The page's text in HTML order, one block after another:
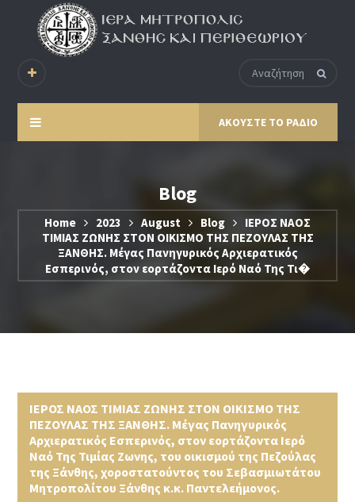
ΑΚΟΥΣΤΕ ΤΟ ΡΑΔΙΟ
Blog
Home 2023 August Blog
ΙΕΡΟΣ ΝΑΟΣ
ΤΙΜΙΑΣ ΖΩΝΗΣ ΣΤΟΝ ΟΙΚΙΣΜΟ ΤΗΣ ΠΕΖΟΥΛΑΣ ΤΗΣ
ΞΑΝΘΗΣ. Μέγας Πανηγυρικός Αρχιερατικός
Εσπερινός, στον εορτάζοντα Ιερό Ναό Της Τι�
ΙΕΡΟΣ ΝΑΟΣ ΤΙΜΙΑΣ ΖΩΝΗΣ ΣΤΟΝ ΟΙΚΙΣΜΟ ΤΗΣ
ΠΕΖΟΥΛΑΣ ΤΗΣ ΞΑΝΘΗΣ. Μέγας Πανηγυρικός
Αρχιερατικός Εσπερινός, στον εορτάζοντα Ιερό
Ναό Της Τιμίας Ζωνης, του οικισμού της Πεζούλας
της Ξάνθης, χοροστατούντος του Σεβασμιωτάτου
Μητροπολίτου Ξάνθης κ.κ. Παντελεήμονος.